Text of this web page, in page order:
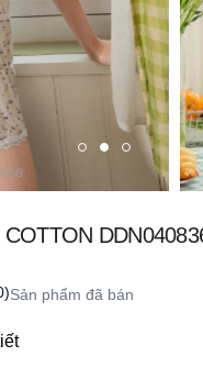
Sản phẩm đã bán